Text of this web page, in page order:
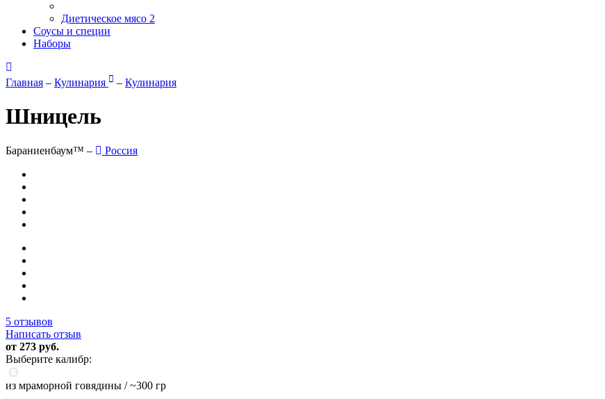
Диетическое мясо 2
Соусы и специи
Наборы
Главная – Кулинария – Кулинария
Шницель
Бараниенбаум™ – Россия
5 отзывов
Написать отзыв
от 273 руб.
Выберите калибр:
из мраморной говядины / ~300 гр